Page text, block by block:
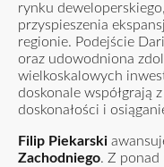
rynku
przyspieszenia
regionie. Podejście
oraz udowodniona
wielkoskalowych
doskonale współgrają
doskonałości i
Filip Piekarski
Zachodniego. Z ponad